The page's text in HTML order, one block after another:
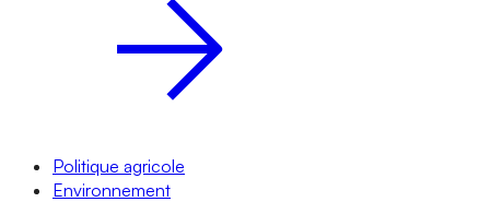
Politique agricole
Environnement